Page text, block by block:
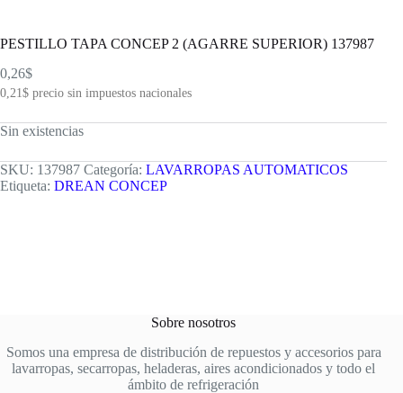
PESTILLO TAPA CONCEP 2 (AGARRE SUPERIOR) 137987
0,26$
0,21$ precio sin impuestos nacionales
Sin existencias
SKU: 137987 Categoría: LAVARROPAS AUTOMATICOS
Etiqueta: DREAN CONCEP
Sobre nosotros
Somos una empresa de distribución de repuestos y accesorios para
lavarropas, secarropas, heladeras, aires acondicionados y todo el
ámbito de refrigeración